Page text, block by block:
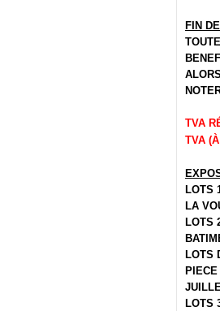
FIN
TVA
TVA
LOTS
LA
LOTS
LOTS
LOTS